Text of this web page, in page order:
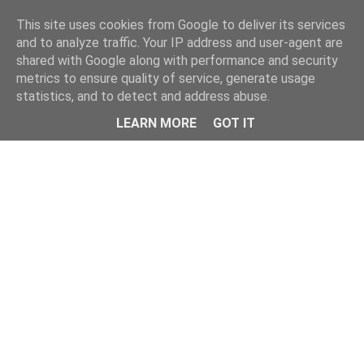
Menu
This site uses cookies from Google to deliver its services
and to analyze traffic. Your IP address and user-agent are
shared with Google along with performance and security
metrics to ensure quality of service, generate usage
statistics, and to detect and address abuse.
LEARN MORE
GOT IT